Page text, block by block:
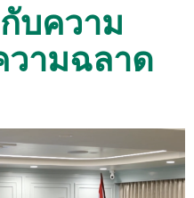
บความ
วามฉลาด